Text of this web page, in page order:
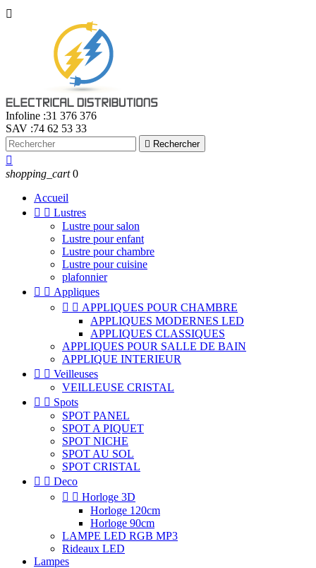

Infoline :31 376 376
SAV :74 62 53 33
 Rechercher

shopping_cart 0
Accueil
  Lustres
Lustre pour salon
Lustre pour enfant
Lustre pour chambre
Lustre pour cuisine
plafonnier
  Appliques
  APPLIQUES POUR CHAMBRE
APPLIQUES MODERNES LED
APPLIQUES CLASSIQUES
APPLIQUES POUR SALLE DE BAIN
APPLIQUE INTERIEUR
  Veilleuses
VEILLEUSE CRISTAL
  Spots
SPOT PANEL
SPOT A PIQUET
SPOT NICHE
SPOT AU SOL
SPOT CRISTAL
  Deco
  Horloge 3D
Horloge 120cm
Horloge 90cm
LAMPE LED RGB MP3
Rideaux LED
Lampes